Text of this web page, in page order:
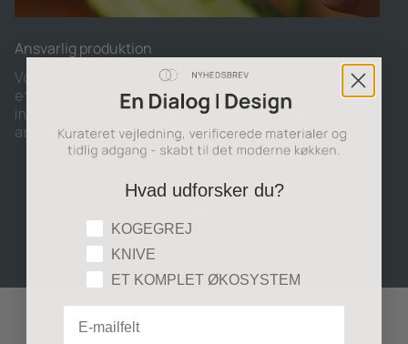
Ansvarlig produktion
Vores køkkenudstyr er fremstillet gennem
etiske partnerskaber, der opfylder
internationale standarder for håndværk, socialt
ansvar og miljømæssig respekt.
Hvad udforsker du?
Hvad udforsker du?
KOGEGREJ
KNIVE
ET KOMPLET ØKOSYSTEM
Email